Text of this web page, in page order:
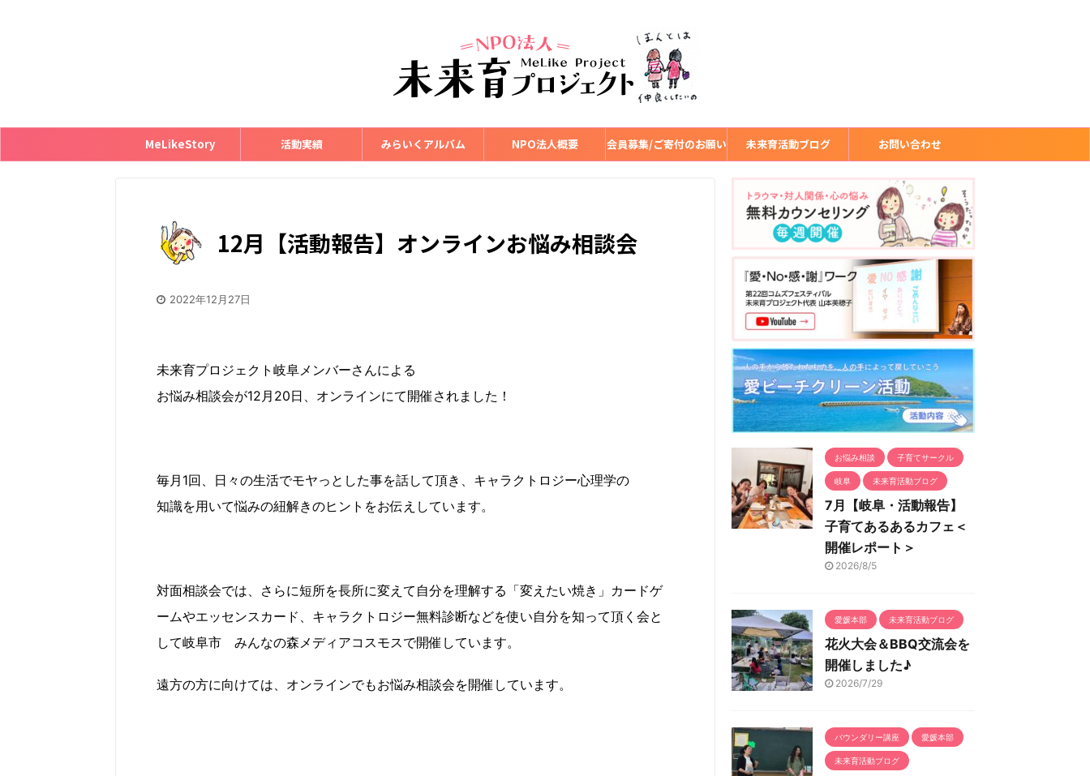
MeLikeStory 活動実績 みらいくアルバム NPO法人概要 会員募集/ご寄付のお願い 未来育活動ブログ お問い合わせ
12月【活動報告】オンラインお悩み相談会
2022年12月27日
未来育プロジェクト岐阜メンバーさんによる
お悩み相談会が12月20日、オンラインにて開催されました！
毎月1回、日々の生活でモヤっとした事を話して頂き、キャラクトロジー心理学の
知識を用いて悩みの紐解きのヒントをお伝えしています。
対面相談会では、さらに短所を長所に変えて自分を理解する「変えたい焼き」カードゲ
ームやエッセンスカード、キャラクトロジー無料診断などを使い自分を知って頂く会と
して岐阜市 みんなの森メディアコスモスで開催しています。
遠方の方に向けては、オンラインでもお悩み相談会を開催しています。
お悩み相談 子育てサークル
岐阜 未来育活動ブログ
7月【岐阜・活動報告】
子育てあるあるカフェ＜
開催レポート＞
2026/8/5
愛媛本部 未来育活動ブログ
花火大会＆BBQ交流会を
開催しました♪
2026/7/29
バウンダリー講座 愛媛本部
未来育活動ブログ